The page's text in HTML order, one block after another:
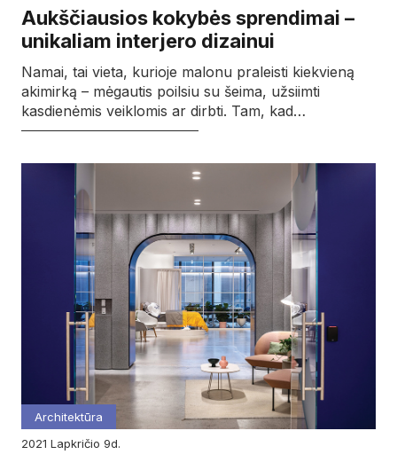
Aukščiausios kokybės sprendimai –
unikaliam interjero dizainui
Namai, tai vieta, kurioje malonu praleisti kiekvieną
akimirką – mėgautis poilsiu su šeima, užsiimti
kasdienėmis veiklomis ar dirbti. Tam, kad…
Architektūra
2021
lapkričio 9d.